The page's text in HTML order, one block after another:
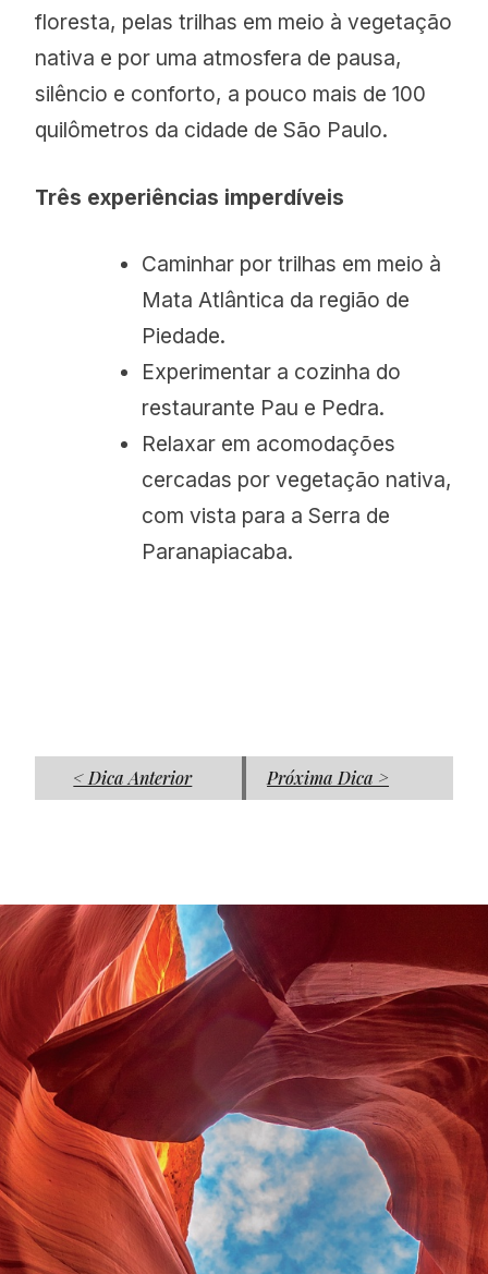
floresta, pelas trilhas em meio à vegetação
nativa e por uma atmosfera de pausa,
silêncio e conforto, a pouco mais de 100
quilômetros da cidade de São Paulo.
Três experiências imperdíveis
Caminhar por trilhas em meio à
Mata Atlântica da região de
Piedade.
Experimentar a cozinha do
restaurante Pau e Pedra.
Relaxar em acomodações
cercadas por vegetação nativa,
com vista para a Serra de
Paranapiacaba.
< Dica Anterior Próxima Dica >